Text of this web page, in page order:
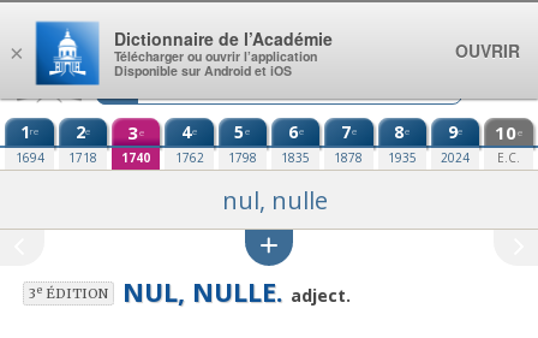
Aller au contenu
1re
1694
2e
1718
3e
1740
4e
1762
5e
1798
6e
1835
7e
1878
8e
1935
9e
2024
10e
E.C.
nul, nulle
3eÉDITION NUL, NULLE. adject.
×
Dictionnaire de l’Académie
Télécharger ou ouvrir l’application
Disponible sur Android et iOS
OUVRIR